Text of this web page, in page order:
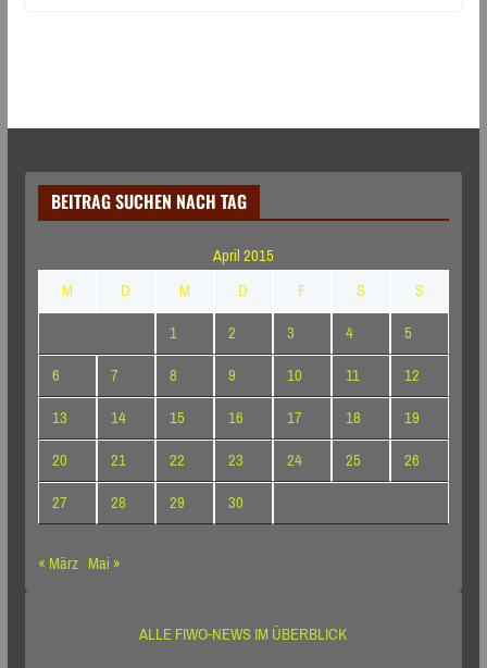
BEITRAG SUCHEN NACH TAG
April 2015
M
D M D F S
S
1
2 3 4
5
6
7 8 9 10 11
12
13
14 15 16 17 18
19
20
21 22 23 24 25
26
27
28 29
30
« März Mai »
ALLE FIWO-NEWS IM ÜBERBLICK